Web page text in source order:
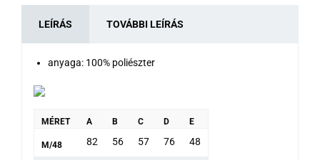
LEÍRÁS TOVÁBBI LEÍRÁS
anyaga: 100% poliészter
MÉRET A B C D E
M/48 82 56 57 76 48